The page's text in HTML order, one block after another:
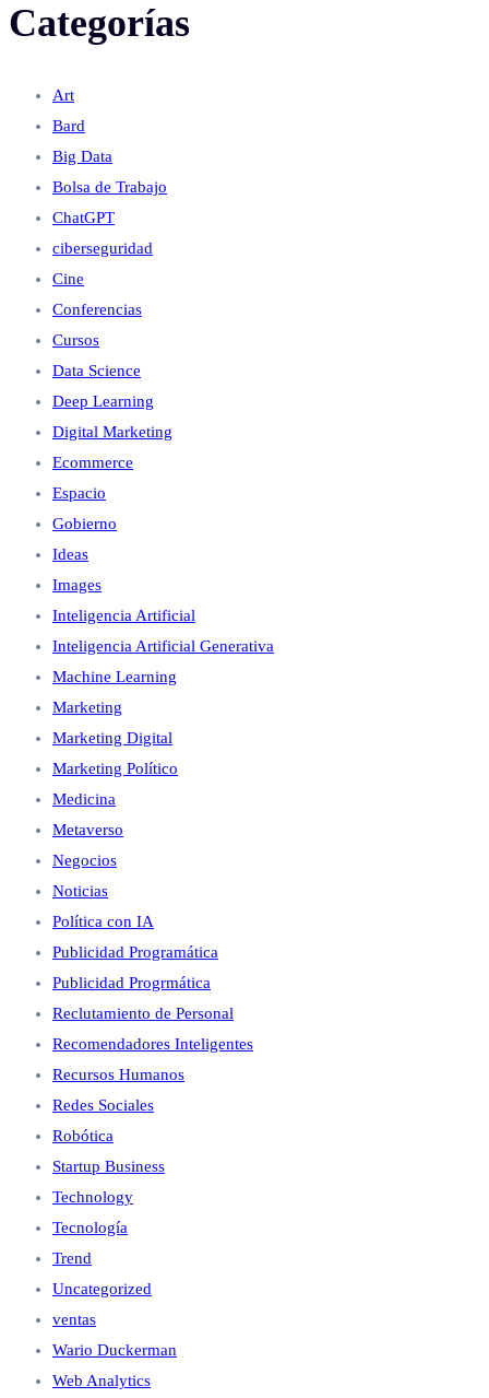
Categorías
Art
Bard
Big Data
Bolsa de Trabajo
ChatGPT
ciberseguridad
Cine
Conferencias
Cursos
Data Science
Deep Learning
Digital Marketing
Ecommerce
Espacio
Gobierno
Ideas
Images
Inteligencia Artificial
Inteligencia Artificial Generativa
Machine Learning
Marketing
Marketing Digital
Marketing Político
Medicina
Metaverso
Negocios
Noticias
Política con IA
Publicidad Programática
Publicidad Progrmática
Reclutamiento de Personal
Recomendadores Inteligentes
Recursos Humanos
Redes Sociales
Robótica
Startup Business
Technology
Tecnología
Trend
Uncategorized
ventas
Wario Duckerman
Web Analytics